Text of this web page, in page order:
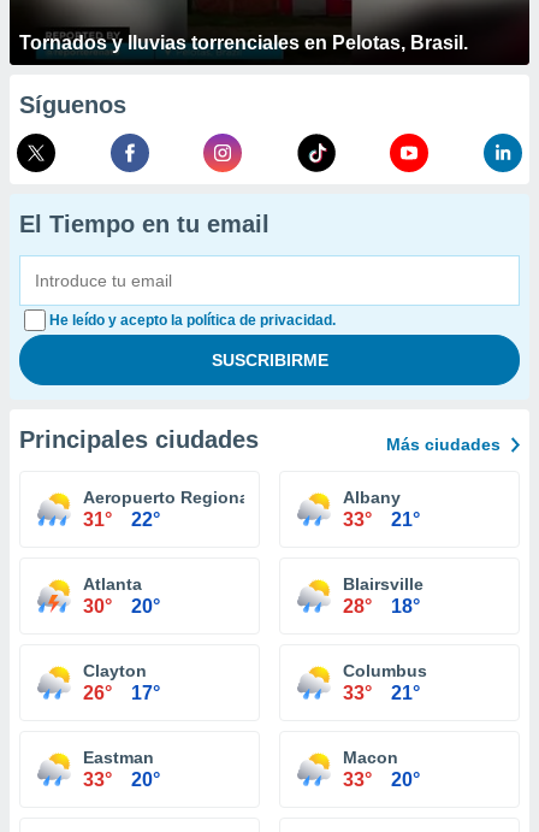
Tornados y lluvias torrenciales en Pelotas, Brasil.
Síguenos
El Tiempo en tu email
He leído y acepto la política de privacidad.
Principales ciudades Más ciudades
Aeropuerto Regional Augusta
31° 22°
Albany
33° 21°
Atlanta
30° 20°
Blairsville
28° 18°
Clayton
26° 17°
Columbus
33° 21°
Eastman
33° 20°
Macon
33° 20°